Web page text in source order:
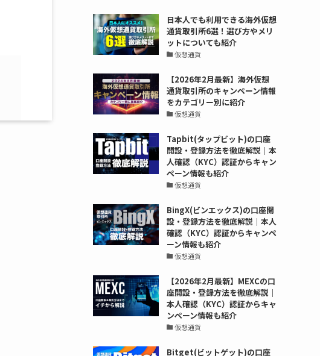
日本人でも利用できる海外仮想
通貨取引所6選！選び方やメリ
ットについても紹介
仮想通貨
【2026年2月最新】海外仮想
通貨取引所のキャンペーン情報
をカテゴリー別に紹介
仮想通貨
Tapbit(タップビット)の口座
開設・登録方法を徹底解説｜本
人確認（KYC）認証からキャン
ペーン情報も紹介
仮想通貨
BingX(ビンエックス)の口座開
設・登録方法を徹底解説｜本人
確認（KYC）認証からキャンペ
ーン情報も紹介
仮想通貨
【2026年2月最新】MEXCの口
座開設・登録方法を徹底解説｜
本人確認（KYC）認証からキャ
ンペーン情報も紹介
仮想通貨
Bitget(ビットゲット)の口座